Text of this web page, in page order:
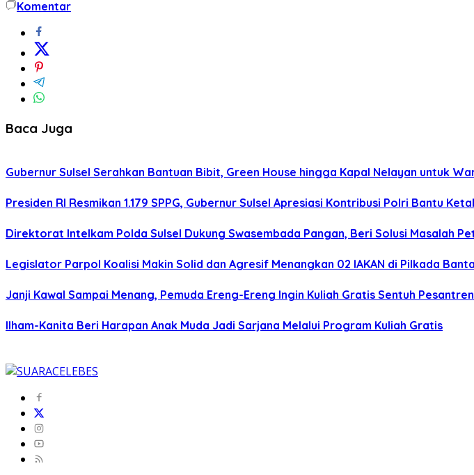
Komentar
Baca Juga
Gubernur Sulsel Serahkan Bantuan Bibit, Green House hingga Kapal Nelayan untuk
Presiden RI Resmikan 1.179 SPPG, Gubernur Sulsel Apresiasi Kontribusi Polri Bantu
Direktorat Intelkam Polda Sulsel Dukung Swasembada Pangan, Beri Solusi Masalah
Legislator Parpol Koalisi Makin Solid dan Agresif Menangkan 02 IAKAN di Pilkada
Janji Kawal Sampai Menang, Pemuda Ereng-Ereng Ingin Kuliah Gratis Sentuh Pesantren
Ilham-Kanita Beri Harapan Anak Muda Jadi Sarjana Melalui Program Kuliah Gratis